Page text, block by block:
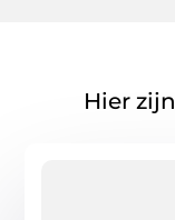
Hier